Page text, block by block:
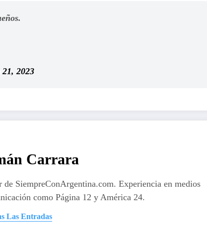
2023
Carrara
de SiempreConArgentina.com. Experiencia en medios
como Página 12 y América 24.
Las Entradas